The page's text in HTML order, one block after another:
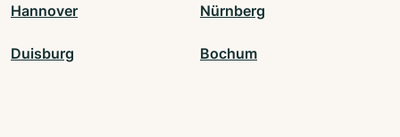
Hannover Nürnberg
Duisburg Bochum